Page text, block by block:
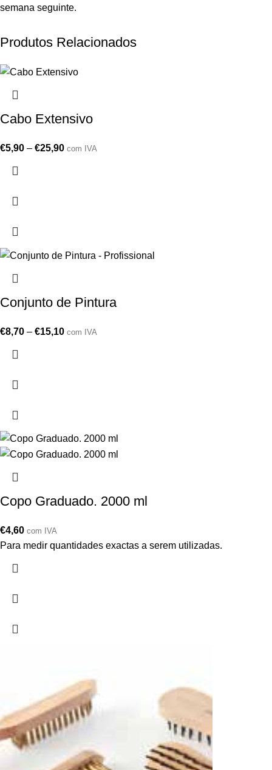
semana seguinte.
Produtos Relacionados
Cabo Extensivo
€5,90 – €25,90 com IVA
Conjunto de Pintura
€8,70 – €15,10 com IVA
Copo Graduado. 2000 ml
€4,60 com IVA
Para medir quantidades exactas a serem utilizadas.